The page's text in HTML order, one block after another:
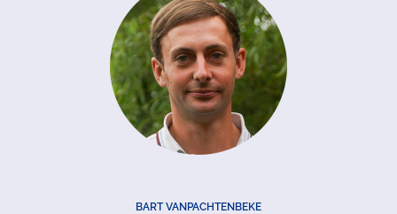
BART VANPACHTENBEKE